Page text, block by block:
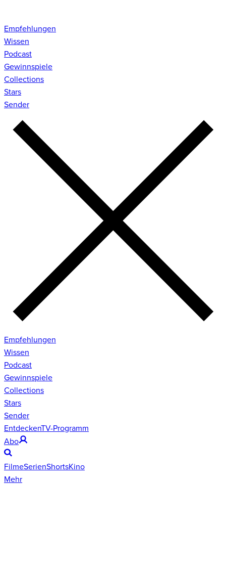
Empfehlungen
Wissen
Podcast
Gewinnspiele
Collections
Stars
Sender
Empfehlungen
Wissen
Podcast
Gewinnspiele
Collections
Stars
Sender
EntdeckenTV-Programm
Abo
FilmeSerienShortsKino
Mehr